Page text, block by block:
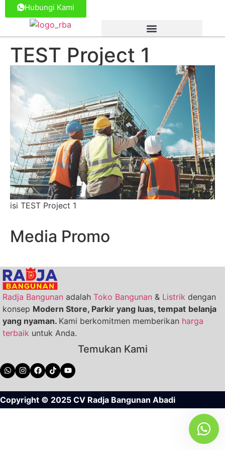
Hubungi Kami
TEST Project 1
isi TEST Project 1
Media Promo
Radja Bangunan adalah Toko Bangunan & Listrik dengan
konsep Modern Store, Parkir yang luas, tempat belanja
yang nyaman. Kami berkomitmen memberikan harga
terbaik untuk Anda.
Temukan Kami
Copyright © 2025 CV Radja Bangunan Abadi